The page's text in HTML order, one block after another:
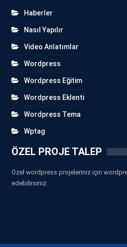
Haberler
Nasıl Yapılır
Video Anlatımlar
Wordpress
Wordpress Eğitim
Wordpress Eklenti
Wordpress Tema
Wptag
ÖZEL PROJE TALEP
Özel wordpress projeleriniz için
edebilirsiniz.